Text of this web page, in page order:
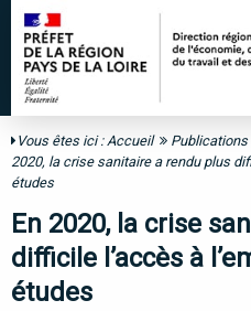
Vous êtes ici :Accueil Publications
2020, la crise sanitaire a rendu plus
études
En 2020, la crise
difficile l’accès à
études